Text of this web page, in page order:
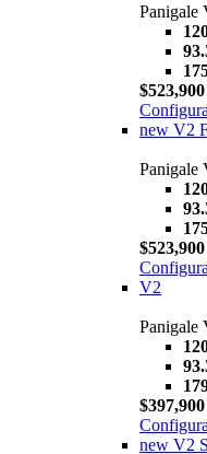
Panigale
Configura
new V2
Panigale
Configura
V2
Panigale
new V2 S